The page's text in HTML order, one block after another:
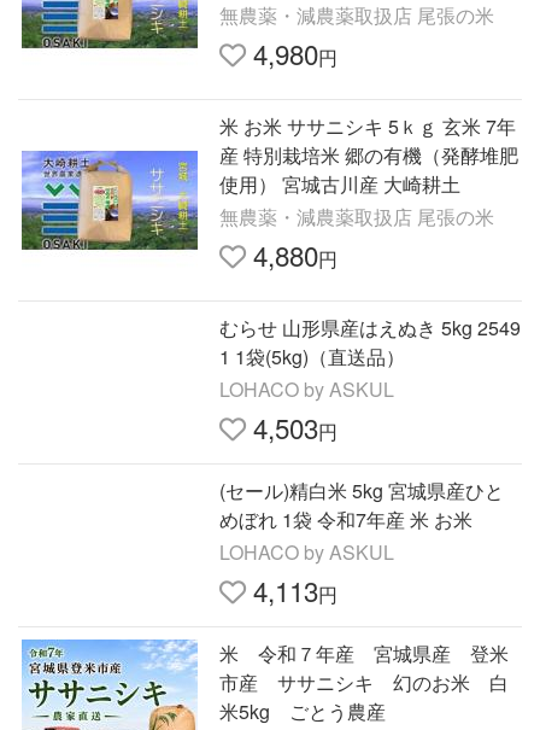
無農薬・減農薬取扱店 尾張の米
4,980円
米 お米 ササニシキ 5ｋｇ 玄米 7年
産 特別栽培米 郷の有機（発酵堆肥
使用） 宮城古川産 大崎耕土
無農薬・減農薬取扱店 尾張の米
4,880円
むらせ 山形県産はえぬき 5kg 2549
1 1袋(5kg)（直送品）
LOHACO by ASKUL
4,503円
(セール)精白米 5kg 宮城県産ひと
めぼれ 1袋 令和7年産 米 お米
LOHACO by ASKUL
4,113円
米 令和７年産 宮城県産 登米
市産 ササニシキ 幻のお米 白
米5kg ごとう農産